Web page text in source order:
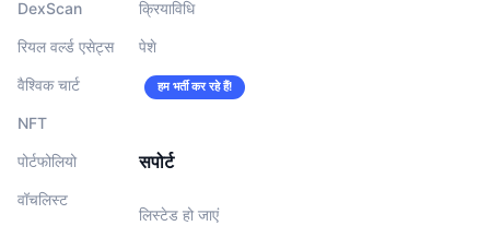
DexScan
रियल वर्ल्ड एसेट्स
वैश्विक चार्ट
NFT
पोर्टफोलियो
वॉचलिस्‍ट
क्रियाविधि
पेशे
हम भर्ती कर रहे हैं!
सपोर्ट
लिस्टेड हो जाएं